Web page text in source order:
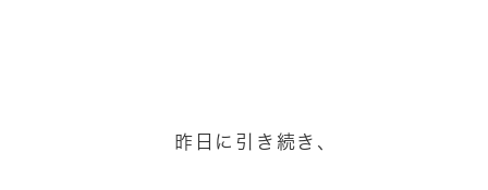
昨日に引き続き、